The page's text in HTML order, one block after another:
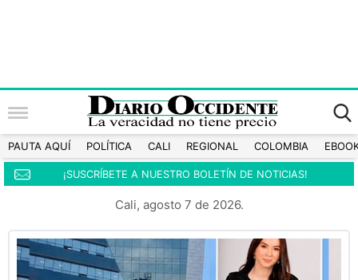
PAUTA AQUÍ POLÍTICA CALI REGIONAL COLOMBIA
¡SUSCRÍBETE A NUESTRO BOLETÍN DE NOTICIAS!
Cali, agosto 7 de 2026.